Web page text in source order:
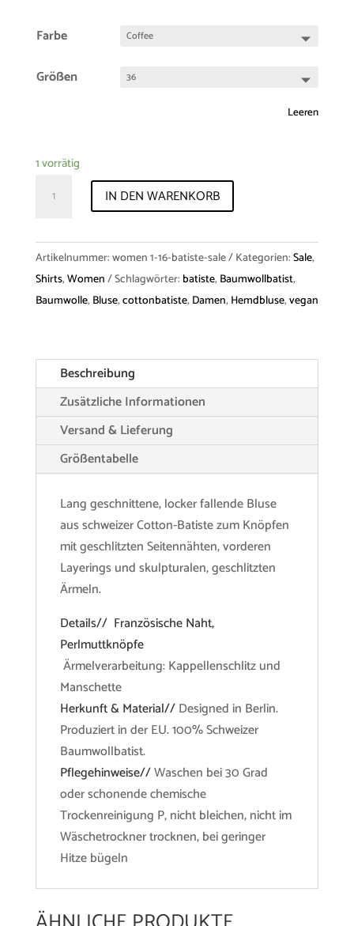
Farbe
Größen
Leeren
1 vorrätig
Samplesale-
Shirt
Batiste
Menge
IN DEN WARENKORB
Artikelnummer:women 1-16-batiste-sale Kategorien:Sale,
Shirts,Women Schlagwörter: batiste, Baumwollbatist,
Baumwolle, Bluse,cottonbatiste, Damen, Hemdbluse,vegan
Beschreibung
Zusätzliche Informationen
Versand & Lieferung
Größentabelle
Lang geschnittene, locker fallende Bluse
aus schweizer Cotton-Batiste zum Knöpfen
mit geschlitzten Seitennähten, vorderen
Layerings und skulpturalen, geschlitzten
Ärmeln.
Details// Französische Naht,
Perlmuttknöpfe
Ärmelverarbeitung: Kappellenschlitz und
Manschette
Herkunft & Material//Designed in Berlin.
Produziert in der EU. 100% Schweizer
Baumwollbatist.
Pflegehinweise//Waschen bei 30 Grad
oder schonende chemische
Trockenreinigung P, nicht bleichen, nicht im
Wäschetrockner trocknen, bei geringer
Hitze bügeln